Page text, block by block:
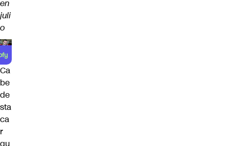
en
juli
o
Ca
be
de
sta
ca
r